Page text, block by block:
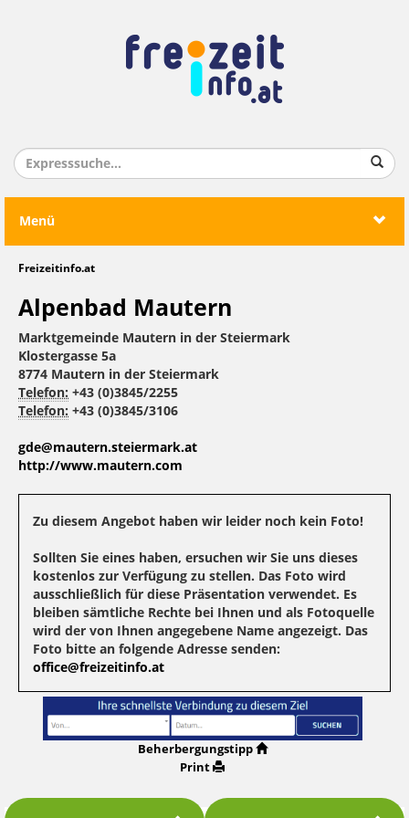
Menü
Freizeitinfo.at
Alpenbad Mautern
Marktgemeinde Mautern in der Steiermark
Klostergasse 5a
8774 Mautern in der Steiermark
Telefon: +43 (0)3845/2255
Telefon: +43 (0)3845/3106
gde@mautern.steiermark.at
http://www.mautern.com
Zu diesem Angebot haben wir leider noch kein Foto!
Sollten Sie eines haben, ersuchen wir Sie uns dieses
kostenlos zur Verfügung zu stellen. Das Foto wird
ausschließlich für diese Präsentation verwendet. Es
bleiben sämtliche Rechte bei Ihnen und als Fotoquelle
wird der von Ihnen angegebene Name angezeigt. Das
Foto bitte an folgende Adresse senden:
office@freizeitinfo.at
Beherbergungstipp
Print